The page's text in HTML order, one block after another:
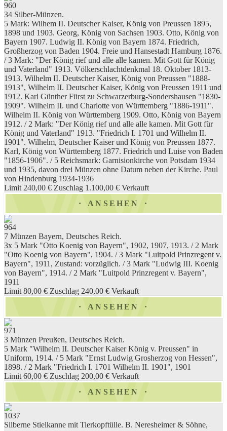
960
34 Silber-Münzen.
5 Mark: Wilhem II. Deutscher Kaiser, König von Preussen 1895,
1898 und 1903. Georg, König von Sachsen 1903. Otto, König von
Bayern 1907. Ludwig II. König von Bayern 1874. Friedrich,
Großherzog von Baden 1904. Freie und Hansestadt Hamburg 1876.
/ 3 Mark: "Der König rief und alle alle kamen. Mit Gott für König
und Vaterland" 1913. Völkerschlachtdenkmal 18. Oktober 1813-
1913. Wilhelm II. Deutscher Kaiser, König von Preussen "1888-
1913", Wilhelm II. Deutscher Kaiser, König von Preussen 1911 und
1912. Karl Günther Fürst zu Schwarzerburg-Sondershausen "1830-
1909". Wilhelm II. und Charlotte von Württemberg "1886-1911".
Wilhelm II. König von Württemberg 1909. Otto, König von Bayern
1912. / 2 Mark: "Der König rief und alle alle kamen. Mit Gott für
König und Vaterland" 1913. "Friedrich I. 1701 und Wilhelm II.
1901". Wilhelm, Deutscher Kaiser und König von Preussen 1877.
Karl, König von Württemberg 1877. Friedrich und Luise von Baden
"1856-1906". / 5 Reichsmark: Garnisionkirche von Potsdam 1934
und 1935, davon drei Münzen ohne Datum neben der Kirche. Paul
von Hindenburg 1934-1936
Limit 240,00 € Zuschlag 1.100,00 € Verkauft
ANSEHEN
964
7 Münzen Bayern, Deutsches Reich.
3x 5 Mark "Otto Koenig von Bayern", 1902, 1907, 1913. / 2 Mark
"Otto Koenig von Bayern", 1904. / 3 Mark "Luitpold Prinzregent v.
Bayern", 1911, Zustand: vorzüglich. / 3 Mark "Ludwig III. Koenig
von Bayern", 1914. / 2 Mark "Luitpold Prinzregent v. Bayern",
1911
Limit 80,00 € Zuschlag 240,00 € Verkauft
ANSEHEN
971
3 Münzen Preußen, Deutsches Reich.
5 Mark "Wilhelm II. Deutscher Kaiser König v. Preussen" in
Uniform, 1914. / 5 Mark "Ernst Ludwig Grosherzog von Hessen",
1898. / 2 Mark "Friedrich I. 1701 Wilhelm II. 1901", 1901
Limit 60,00 € Zuschlag 200,00 € Verkauft
ANSEHEN
1037
Silberne Stielkanne mit Tierkopftülle. B. Neresheimer & Söhne,